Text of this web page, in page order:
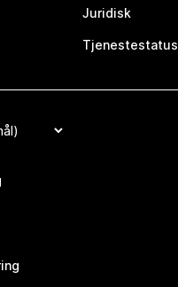
Juridisk
Tjenestestatus